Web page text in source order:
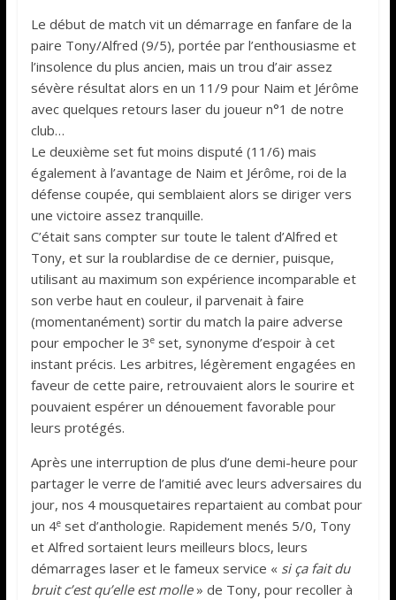
Le début de match vit un démarrage en fanfare de la
paire Tony/Alfred (9/5), portée par l’enthousiasme et
l’insolence du plus ancien, mais un trou d’air assez
sévère résultat alors en un 11/9 pour Naim et Jérôme
avec quelques retours laser du joueur n°1 de notre
club…
Le deuxième set fut moins disputé (11/6) mais
également à l’avantage de Naim et Jérôme, roi de la
défense coupée, qui semblaient alors se diriger vers
une victoire assez tranquille.
C’était sans compter sur toute le talent d’Alfred et
Tony, et sur la roublardise de ce dernier, puisque,
utilisant au maximum son expérience incomparable et
son verbe haut en couleur, il parvenait à faire
(momentanément) sortir du match la paire adverse
pour empocher le 3eset, synonyme d’espoir à cet
instant précis. Les arbitres, légèrement engagées en
faveur de cette paire, retrouvaient alors le sourire et
pouvaient espérer un dénouement favorable pour
leurs protégés.
Après une interruption de plus d’une demi-heure pour
partager le verre de l’amitié avec leurs adversaires du
jour, nos 4 mousquetaires repartaient au combat pour
un 4eset d’anthologie. Rapidement menés 5/0, Tony
et Alfred sortaient leurs meilleurs blocs, leurs
démarrages laser et le fameux service « si ça fait du
bruit c’est qu’elle est molle» de Tony, pour recoller à